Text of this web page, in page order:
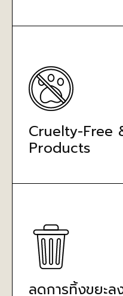
Cruelty-Free
Products
ลดการทิ้งขยะ